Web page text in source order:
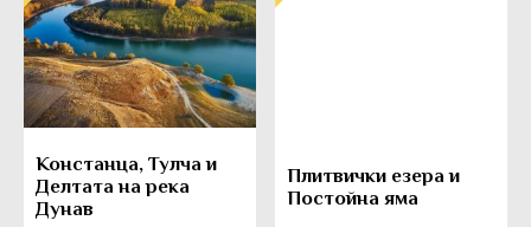
Констанца, Тулча и
Делтата на река
Дунав
Плитвички езера и
Постойна яма